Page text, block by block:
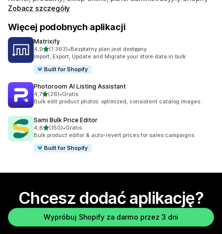
Zobacz szczegóły
Więcej podobnych aplikacji
Matrixify
4,9na 5 gwiazdek
(1 363)
Łączna liczba recenzji: 1363
•Bezpłatny plan jest dostępny
Import, Export, Update and Migrate your store data in bulk
Built for Shopify
Photoroom AI Listing Assistant
4,7na 5 gwiazdek
(26)
Łączna liczba recenzji: 26
•Gratis
Bulk edit product photos: optimized, consistent catalog images
Sami Bulk Price Editor
4,8na 5 gwiazdek
(150)
Łączna liczba recenzji: 150
•Gratis
Bulk product editor & auto-revert prices for sales campaigns
Built for Shopify
Chcesz dodać aplikację?
Wypróbuj Shopify za darmo przez 3 dni